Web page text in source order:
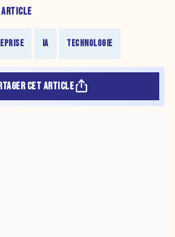
IA TECHNOLOGIE
CET ARTICLE